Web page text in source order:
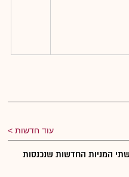
עוד חדשות
המניות החדשות שנכנסות